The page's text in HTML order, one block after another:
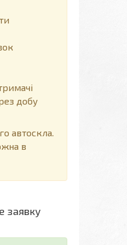
добу
автоскла.
в
заявку